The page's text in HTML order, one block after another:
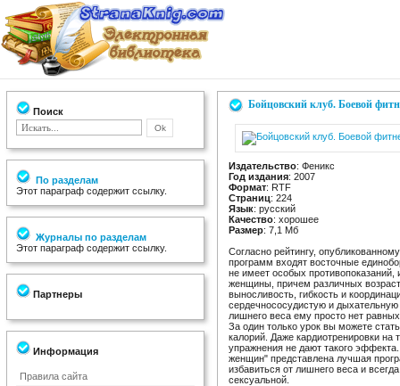
Поиск
По разделам
Этот параграф содержит ссылку.
Журналы по разделам
Этот параграф содержит ссылку.
Партнеры
Информация
Правила сайта
Бойцовский клуб. Боевой
Издательство: Феникс
Год издания: 2007
Формат: RTF
Страниц: 224
Язык: русский
Качество: хорошее
Размер: 7,1 Мб
Согласно рейтингу,
программ входят восточные
не имеет особых
женщины, причем различных
выносливость, гибкость и
сердечнососудистую и
лишнего веса ему просто нет
За один только урок вы можете
калорий. Даже кардиотренировки
упражнения не дают такого
женщин" представлена лучшая
избавиться от лишнего веса и
сексуальной.